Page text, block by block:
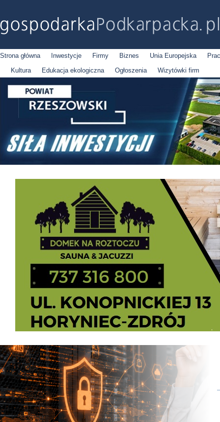
Strona główna Inwestycje Firmy Biznes Unia Europejska
Kultura
Edukacja ekologiczna Ogłoszenia Wizytówki firm